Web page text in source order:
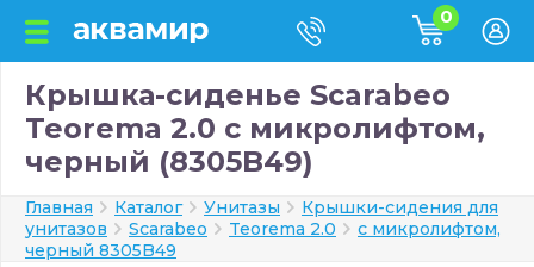
0
Крышка-сиденье Scarabeo
Teorema 2.0 с микролифтом,
черный (8305B49)
Главная Каталог Унитазы
Крышки-сидения для
унитазов
Scarabeo Teorema 2.0
с микролифтом,
черный 8305B49